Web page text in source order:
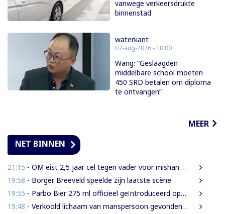
vanwege verkeersdrukte
binnenstad
waterkant
07-aug-2026 - 18:00
Wang: “Geslaagden
middelbare school moeten
450 SRD betalen om diploma
te ontvangen”
MEER
NET BINNEN
21:15 - OM eist 2,5 jaar cel tegen vader voor mishandeling en verwaarlozing
19:58 - Borger Breeveld speelde zijn laatste scène
19:55 - Parbo Bier 275 ml officieel geïntroduceerd op de Guyanese markt
19:48 - Verkoold lichaam van manspersoon gevonden na woningbrand in Albina